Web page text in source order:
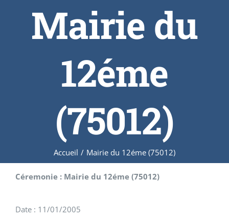
Mairie du
12éme
(75012)
Accueil / Mairie du 12éme (75012)
Céremonie : Mairie du 12éme (75012)
Date : 11/01/2005